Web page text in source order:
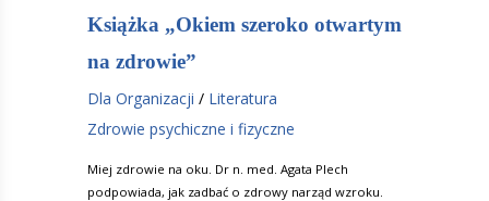
Książka „Okiem szeroko otwartym
na zdrowie”
Dla Organizacji / Literatura
Zdrowie psychiczne i fizyczne
Miej zdrowie na oku. Dr n. med. Agata Plech
podpowiada, jak zadbać o zdrowy narząd wzroku.